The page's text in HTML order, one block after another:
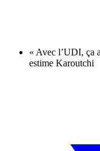
« Avec l’UDI, ça
estime Karoutchi